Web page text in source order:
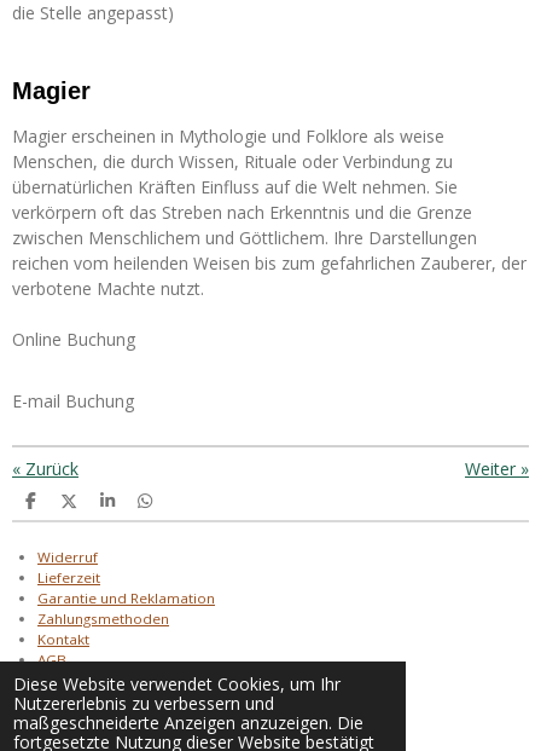
Diese Website verwendet Cookies, um Ihr
Nutzererlebnis zu verbessern und
maßgeschneiderte Anzeigen anzuzeigen. Die
fortgesetzte Nutzung dieser Website bestätigt
die Stelle angepasst)
Magier
Magier erscheinen in Mythologie und Folklore als weise
Menschen, die durch Wissen, Rituale oder Verbindung zu
übernatürlichen Kräften Einfluss auf die Welt nehmen. Sie
verkörpern oft das Streben nach Erkenntnis und die Grenze
zwischen Menschlichem und Göttlichem. Ihre Darstellungen
reichen vom heilenden Weisen bis zum gefahrlichen Zauberer, der
verbotene Machte nutzt.
Online Buchung
E-mail Buchung
« Zurück Weiter »
T
e
e
n
T
e
l
e
n
T
e
T
e
n
Widerruf
Lieferzeit
Garantie und Reklamation
Zahlungsmethoden
Kontakt
AGB
AGB Alruna Tattoo
Datenschutz
Impressum